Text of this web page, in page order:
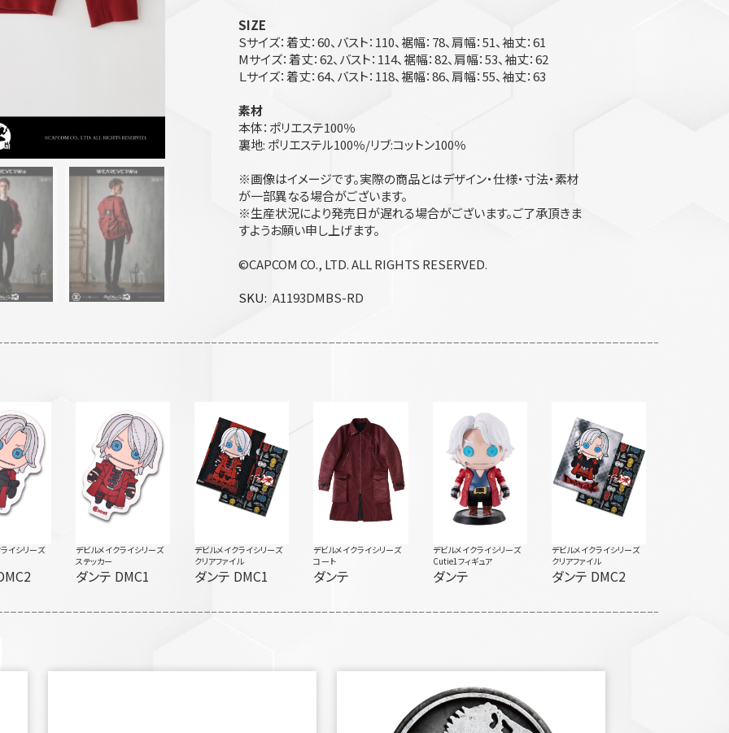
SIZE
Sサイズ：着丈：60、バスト：110、裾幅：78、肩幅：51、袖丈：61
Mサイズ：着丈：62、バスト：114、裾幅：82、肩幅：53、袖丈：62
Ｌサイズ：着丈：64、バスト：118、裾幅：86、肩幅：55、袖丈：63
素材
本体：ポリエステ100％
裏地: ポリエステル100％/リブ:コットン100％
※画像はイメージです。実際の商品とはデザイン・仕様・寸法・素材
が一部異なる場合がございます。
※生産状況により発売日が遅れる場合がございます。ご了承頂きま
すようお願い申し上げます。
©CAPCOM CO., LTD. ALL RIGHTS RESERVED.
SKU A1193DMBS-RD
イシリーズ
デビルメイクライシリーズ
ステッカー
ダンテ DMC1
デビルメイクライシリーズ
クリアファイル
ダンテ DMC1
デビルメイクライシリーズ
コート
ダンテ
デビルメイクライシリーズ
Cutie1フィギュア
ダンテ
デビルメイクライシリーズ
クリアファイル
ダンテ DMC2